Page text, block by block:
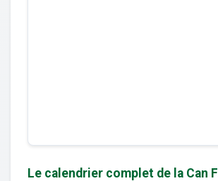
Le calendrier complet de la Can